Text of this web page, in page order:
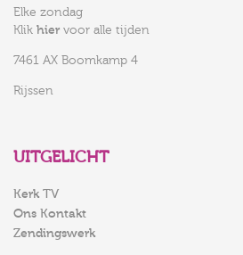
Elke zondag
Klik hier voor alle tijden
7461 AX Boomkamp 4
Rijssen
UITGELICHT
Kerk TV
Ons Kontakt
Zendingswerk